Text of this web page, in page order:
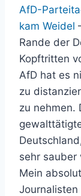
AfD-
kam Weidel
Rande der
Kopftritten
AfD hat es
zu
zu nehmen.
sehr sauber
Mein